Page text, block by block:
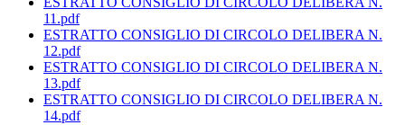
11.pdf
ESTRATTO CONSIGLIO DI CIRCOLO DELIBERA N.
12.pdf
ESTRATTO CONSIGLIO DI CIRCOLO DELIBERA N.
13.pdf
ESTRATTO CONSIGLIO DI CIRCOLO DELIBERA N.
14.pdf